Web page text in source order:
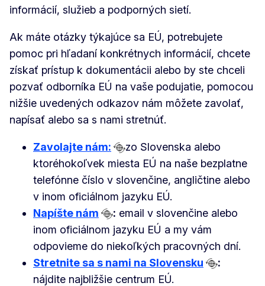
informácií, služieb a podporných sietí.
Ak máte otázky týkajúce sa EÚ, potrebujete
pomoc pri hľadaní konkrétnych informácií, chcete
získať prístup k dokumentácii alebo by ste chceli
pozvať odborníka EÚ na vaše podujatie, pomocou
nižšie uvedených odkazov nám môžete zavolať,
napísať alebo sa s nami stretnúť.
Zavolajte nám:
zo Slovenska alebo
ktoréhokoľvek miesta EÚ na naše bezplatne
telefónne číslo v slovenčine, angličtine alebo
v inom oficiálnom jazyku EÚ.
Napíšte nám
: email v slovenčine alebo
inom oficiálnom jazyku EÚ a my vám
odpovieme do niekoľkých pracovných dní.
Stretnite sa s nami na Slovensku
:
nájdite najbližšie centrum EÚ.